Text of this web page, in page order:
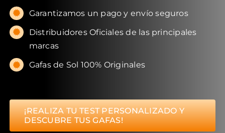
Garantizamos un pago y envío seguros
Distribuidores Oficiales de las principales
marcas
Gafas de Sol 100% Originales
¡REALIZA TU TEST PERSONALIZADO Y
DESCUBRE TUS GAFAS!